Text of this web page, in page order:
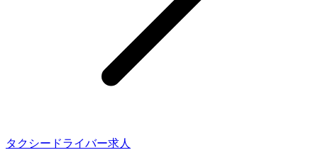
タクシードライバー求人